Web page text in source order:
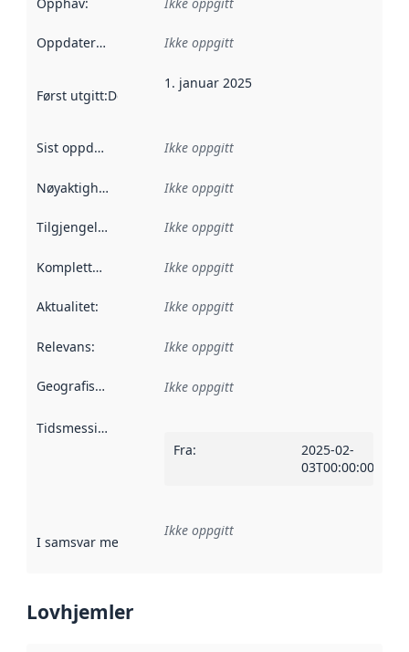
Oppdateringsfrekvens :
Ikke oppgitt
Først utgitt:Denne datoen sier når dataene i dette
1. januar 2025
Sist oppdatert Ikke oppgitt
Nøyaktighet Ikke oppgitt
Tilgjengelighet Ikke oppgitt
Kompletthet Ikke oppgitt
Aktualitet: Ikke oppgitt
Relevans: Ikke oppgitt
Geografisk avgrensning :
Ikke oppgitt
Tidsmessig avgrensning
Fra:
2025-02-
03T00:00:00Z
I samsvar med Referanse til en implementasjonsregel
Ikke oppgitt
Lovhjemler